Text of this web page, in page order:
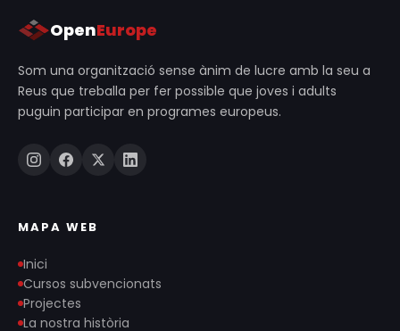
OpenEurope
Som una organització sense ànim de lucre amb la seu a
Reus que treballa per fer possible que joves i adults
puguin participar en programes europeus.
MAPA WEB
Inici
Cursos subvencionats
Projectes
La nostra història